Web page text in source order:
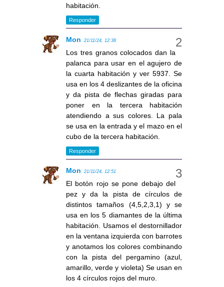
habitación.
Responder
Mon 21/11/24, 12:38
Los tres granos colocados dan la
palanca para usar en el agujero de
la cuarta habitación y ver 5937. Se
usa en los 4 deslizantes de la oficina
y da pista de flechas giradas para
poner en la tercera habitación
atendiendo a sus colores. La pala
se usa en la entrada y el mazo en el
cubo de la tercera habitación.
Responder
Mon 21/11/24, 12:51
El botón rojo se pone debajo del
pez y da la pista de círculos de
distintos tamaños (4,5,2,3,1) y se
usa en los 5 diamantes de la última
habitación. Usamos el destornillador
en la ventana izquierda con barrotes
y anotamos los colores combinando
con la pista del pergamino (azul,
amarillo, verde y violeta) Se usan en
los 4 círculos rojos del muro.